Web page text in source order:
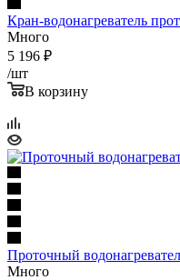
Кран-водонагреватель
Много
5 196 ₽
/шт
В корзину
Проточный
Много